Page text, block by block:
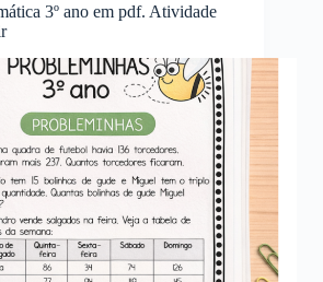
3º ano em pdf. Atividade